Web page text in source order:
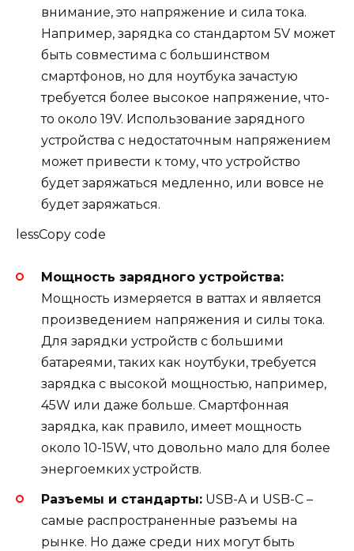
внимание, это напряжение и сила тока.
Например, зарядка со стандартом 5V может
быть совместима с большинством
смартфонов, но для ноутбука зачастую
требуется более высокое напряжение, что-
то около 19V. Использование зарядного
устройства с недостаточным напряжением
может привести к тому, что устройство
будет заряжаться медленно, или вовсе не
будет заряжаться.
lessCopy code
Мощность зарядного устройства:
Мощность измеряется в ваттах и является
произведением напряжения и силы тока.
Для зарядки устройств с большими
батареями, таких как ноутбуки, требуется
зарядка с высокой мощностью, например,
45W или даже больше. Смартфонная
зарядка, как правило, имеет мощность
около 10-15W, что довольно мало для более
энергоемких устройств.
Разъемы и стандарты: USB-A и USB-C –
самые распространенные разъемы на
рынке. Но даже среди них могут быть